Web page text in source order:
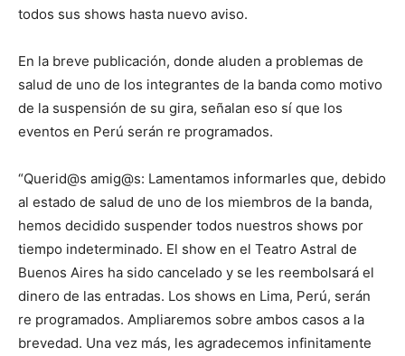
todos sus shows hasta nuevo aviso.
En la breve publicación, donde aluden a problemas de
salud de uno de los integrantes de la banda como motivo
de la suspensión de su gira, señalan eso sí que los
eventos en Perú serán re programados.
“Querid@s amig@s: Lamentamos informarles que, debido
al estado de salud de uno de los miembros de la banda,
hemos decidido suspender todos nuestros shows por
tiempo indeterminado. El show en el Teatro Astral de
Buenos Aires ha sido cancelado y se les reembolsará el
dinero de las entradas. Los shows en Lima, Perú, serán
re programados. Ampliaremos sobre ambos casos a la
brevedad. Una vez más, les agradecemos infinitamente